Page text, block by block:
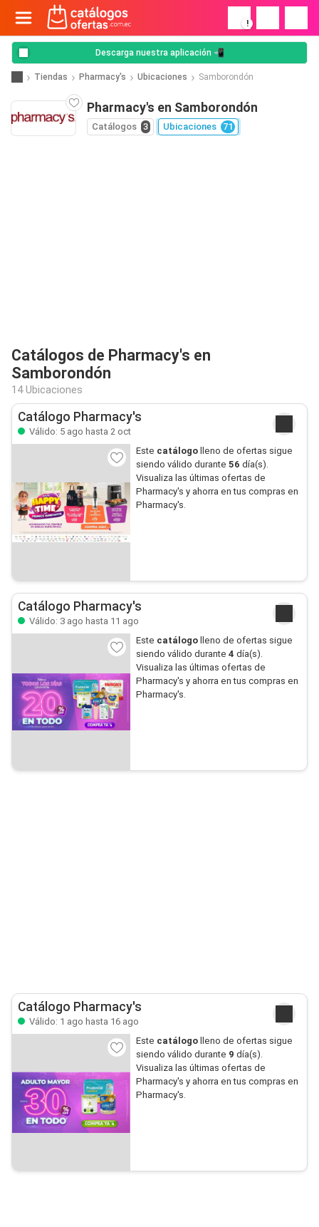
!
Descarga nuestra aplicación 📲
Tiendas Pharmacy's Ubicaciones Samborondón
Pharmacy's en Samborondón
Catálogos 3 Ubicaciones 71
Catálogos de Pharmacy's en
Samborondón
14 Ubicaciones
Catálogo Pharmacy's
Válido: 5 ago hasta 2 oct
Este catálogo lleno de ofertas sigue
siendo válido durante 56 día(s).
Visualiza las últimas ofertas de
Pharmacy's y ahorra en tus compras en
Pharmacy's.
Catálogo Pharmacy's
Válido: 3 ago hasta 11 ago
Este catálogo lleno de ofertas sigue
siendo válido durante 4 día(s).
Visualiza las últimas ofertas de
Pharmacy's y ahorra en tus compras en
Pharmacy's.
Catálogo Pharmacy's
Válido: 1 ago hasta 16 ago
Este catálogo lleno de ofertas sigue
siendo válido durante 9 día(s).
Visualiza las últimas ofertas de
Pharmacy's y ahorra en tus compras en
Pharmacy's.